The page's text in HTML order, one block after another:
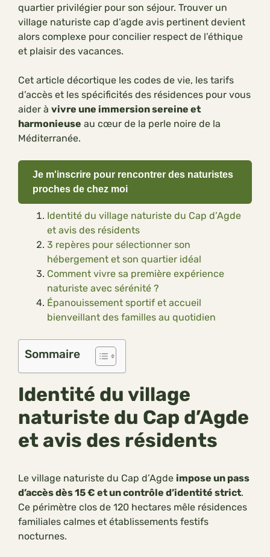
quartier privilégier pour son séjour. Trouver un
village naturiste cap d’agde avis pertinent devient
alors complexe pour concilier respect de l’éthique
et plaisir des vacances.
Cet article décortique les codes de vie, les tarifs
d’accès et les spécificités des résidences pour vous
aider à vivre une immersion sereine et
harmonieuse au cœur de la perle noire de la
Méditerranée.
Je m'inscrire pour rencontrer des naturistes
proches de chez moi
Identité du village naturiste du Cap d’Agde
et avis des résidents
3 repères pour sélectionner son
hébergement et son quartier idéal
Comment vivre sa première expérience
naturiste avec sérénité ?
Épanouissement sportif et accueil
bienveillant des familles au quotidien
Sommaire
Identité du village
naturiste du Cap d’Agde
et avis des résidents
Le village naturiste du Cap d’Agde impose un pass
d’accès dès 15 € et un contrôle d’identité strict.
Ce périmètre clos de 120 hectares mêle résidences
familiales calmes et établissements festifs
nocturnes.